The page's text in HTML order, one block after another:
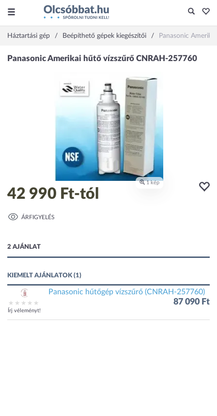
Háztartási gép Beépíthető gépek kiegészítői Panasonic
42 990 Ft-tól
ÁRFIGYELÉS
2 AJÁNLAT
KIEMELT AJÁNLATOK (1)
Írj véleményt!
Panasonic hűtőgép vízszűrő (CNRAH-257760)
87 090 Ft